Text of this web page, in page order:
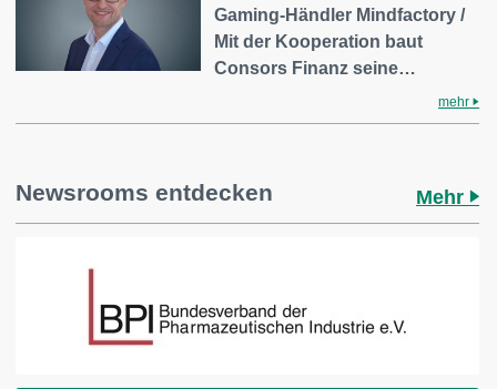
Gaming-Händler Mindfactory /
Mit der Kooperation baut
Consors Finanz seine…
mehr
Newsrooms entdecken Mehr